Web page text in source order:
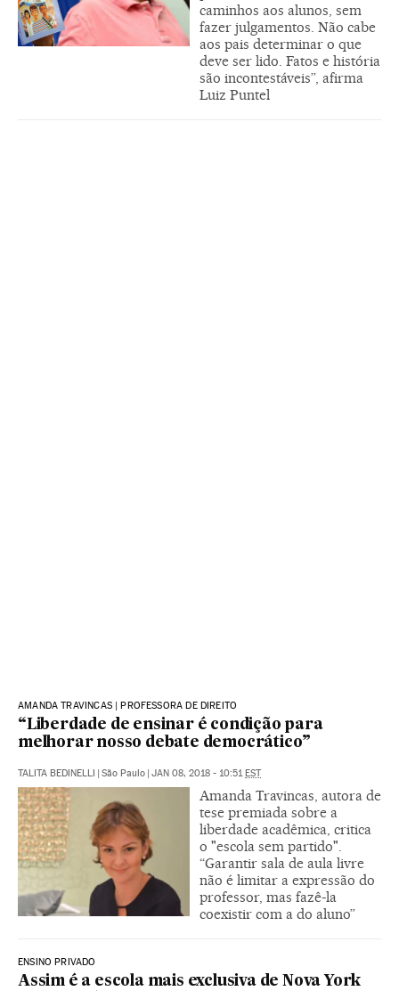
caminhos aos alunos, sem
fazer julgamentos. Não cabe
aos pais determinar o que
deve ser lido. Fatos e história
são incontestáveis”, afirma
Luiz Puntel
AMANDA TRAVINCAS | PROFESSORA DE DIREITO
“Liberdade de ensinar é condição para
melhorar nosso debate democrático”
TALITA BEDINELLI | São Paulo | JAN 08, 2018 - 10:51EST
Amanda Travincas, autora de
tese premiada sobre a
liberdade acadêmica, critica
o "escola sem partido".
“Garantir sala de aula livre
não é limitar a expressão do
professor, mas fazê-la
coexistir com a do aluno”
ENSINO PRIVADO
Assim é a escola mais exclusiva de Nova York